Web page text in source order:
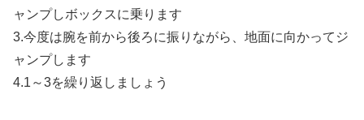
ャンプしボックスに乗ります
3.今度は腕を前から後ろに振りながら、地面に向かってジ
ャンプします
4.1～3を繰り返しましょう